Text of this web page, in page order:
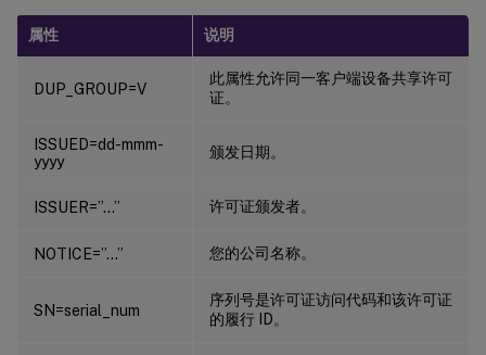
属性 说明
DUP_GROUP=V
此属性允许同一客户端设备共享许可
证。
ISSUED=dd-mmm-
yyyy
颁发日期。
ISSUER=”…” 许可证颁发者。
NOTICE=”…” 您的公司名称。
SN=serial_num
序列号是许可证访问代码和该许可证
的履行 ID。